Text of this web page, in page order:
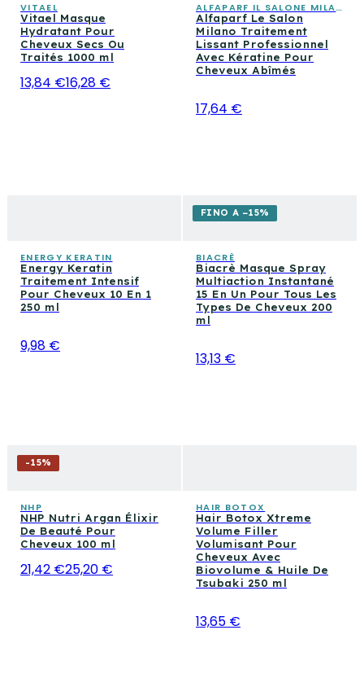
VITAEL
Vitael Masque
Hydratant Pour
Cheveux Secs Ou
Traités 1000 ml
13,84 €16,28 €
ALFAPARF IL SALONE MILANO
Alfaparf Le Salon
Milano Traitement
Lissant Professionnel
Avec Kératine Pour
Cheveux Abîmés
17,64 €
ENERGY KERATIN
Energy Keratin
Traitement Intensif
Pour Cheveux 10 En 1
250 ml
9,98 €
FINO A −15%
BIACRÈ
Biacrè Masque Spray
Multiaction Instantané
15 En Un Pour Tous Les
Types De Cheveux 200
ml
13,13 €
-15%
NHP
NHP Nutri Argan Élixir
De Beauté Pour
Cheveux 100 ml
21,42 €25,20 €
HAIR BOTOX
Hair Botox Xtreme
Volume Filler
Volumisant Pour
Cheveux Avec
Biovolume & Huile De
Tsubaki 250 ml
13,65 €